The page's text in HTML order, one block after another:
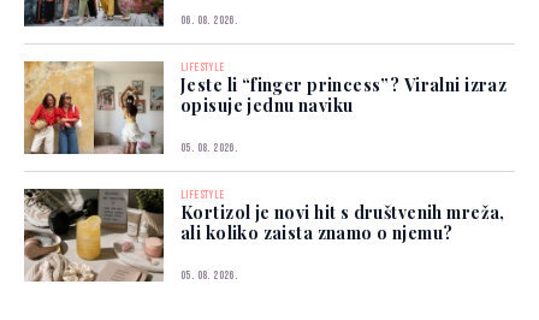
06. 08. 2026.
LIFESTYLE
Jeste li “finger princess”? Viralni izraz
opisuje jednu naviku
05. 08. 2026.
LIFESTYLE
Kortizol je novi hit s društvenih mreža,
ali koliko zaista znamo o njemu?
05. 08. 2026.